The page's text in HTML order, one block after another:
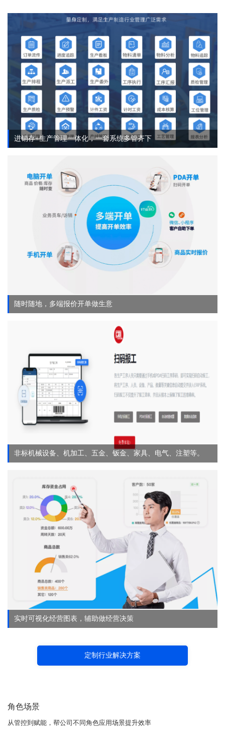
进销存+生产管理一体化，一套系统多管齐下
随时随地，多端报价开单做生意
非标机械设备、机加工、五金、钣金、家具、电气、注塑等。
实时可视化经营图表，辅助做经营决策
定制行业解决方案
角色场景
从管控到赋能，帮公司不同角色应用场景提升效率